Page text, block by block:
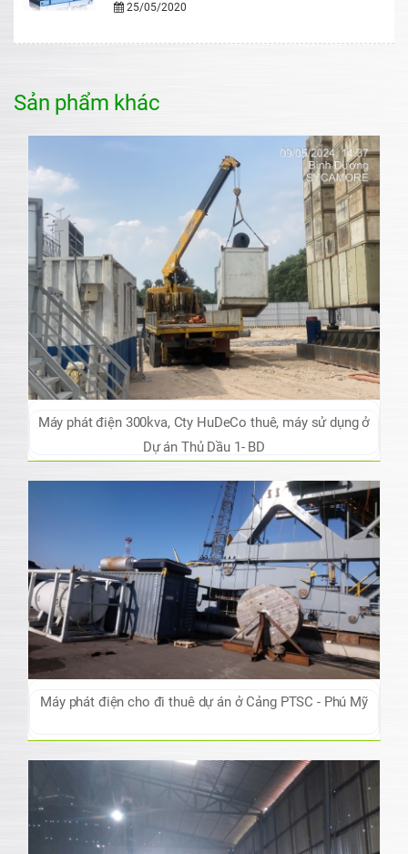
25/05/2020
Sản phẩm khác
Máy phát điện 300kva, Cty HuDeCo thuê, máy sử dụng ở
Dự án Thủ Dầu 1- BD
Máy phát điện cho đi thuê dự án ở Cảng PTSC - Phú Mỹ